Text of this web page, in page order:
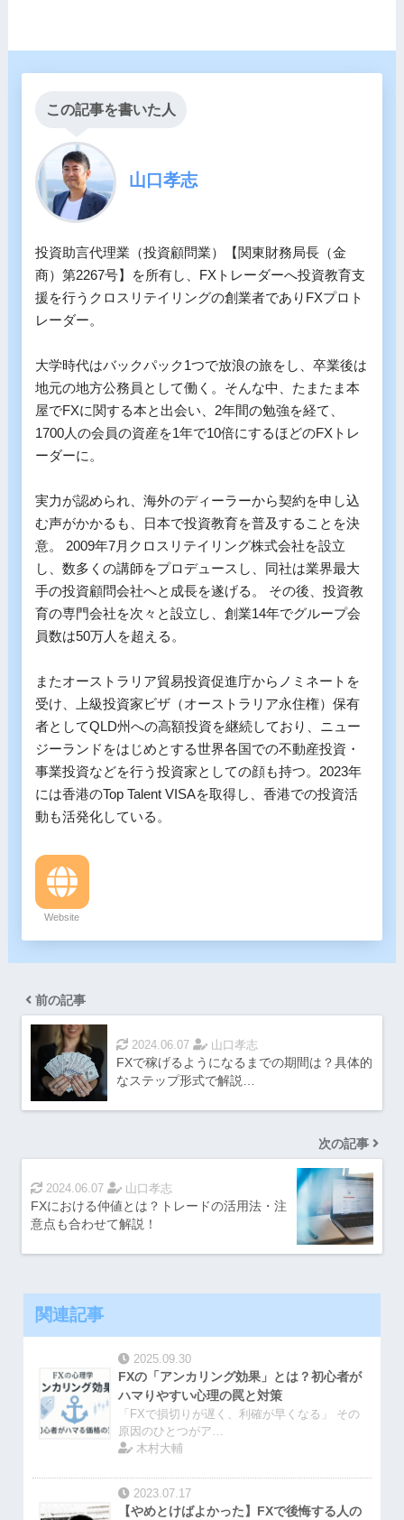
この記事を書いた人
山口孝志
投資助言代理業（投資顧問業）【関東財務局長（金
商）第2267号】を所有し、FXトレーダーへ投資教育支
援を行うクロスリテイリングの創業者でありFXプロト
レーダー。
大学時代はバックパック1つで放浪の旅をし、卒業後は
地元の地方公務員として働く。そんな中、たまたま本
屋でFXに関する本と出会い、2年間の勉強を経て、
1700人の会員の資産を1年で10倍にするほどのFXトレ
ーダーに。
実力が認められ、海外のディーラーから契約を申し込
む声がかかるも、日本で投資教育を普及することを決
意。 2009年7月クロスリテイリング株式会社を設立
し、数多くの講師をプロデュースし、同社は業界最大
手の投資顧問会社へと成長を遂げる。 その後、投資教
育の専門会社を次々と設立し、創業14年でグループ会
員数は50万人を超える。
またオーストラリア貿易投資促進庁からノミネートを
受け、上級投資家ビザ（オーストラリア永住権）保有
者としてQLD州への高額投資を継続しており、ニュー
ジーランドをはじめとする世界各国での不動産投資・
事業投資などを行う投資家としての顔も持つ。2023年
には香港のTop Talent VISAを取得し、香港での投資活
動も活発化している。
Website
前の記事
2024.06.07 山口孝志
FXで稼げるようになるまでの期間は？具体的
なステップ形式で解説…
次の記事
2024.06.07 山口孝志
FXにおける仲値とは？トレードの活用法・注
意点も合わせて解説！
関連記事
2025.09.30
FXの「アンカリング効果」とは？初心者が
ハマりやすい心理の罠と対策
「FXで損切りが遅く、利確が早くなる」 その
原因のひとつがア…
木村大輔
2023.07.17
【やめとけばよかった】FXで後悔する人の